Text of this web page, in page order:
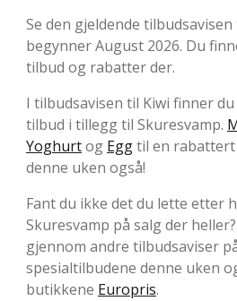
Se den gjeldende
begynner August 2026. Du
tilbud og rabatter der.
I tilbudsavisen til Kiwi finner
tilbud i tillegg til Skuresvamp.
Yoghurtog Eggtil en
denne uken også!
Fant du ikke det du lette etter
Skuresvamp på salg der
gjennom andre tilbudsaviser
spesialtilbudene denne uken
butikkene Europris.